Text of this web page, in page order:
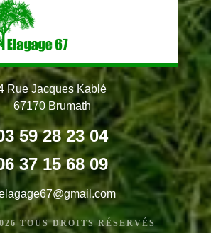
Rue Jacques Kablé
67170 Brumath
59 28 23 04
37 15 68 09
TOUS DROITS RÉSERVÉS